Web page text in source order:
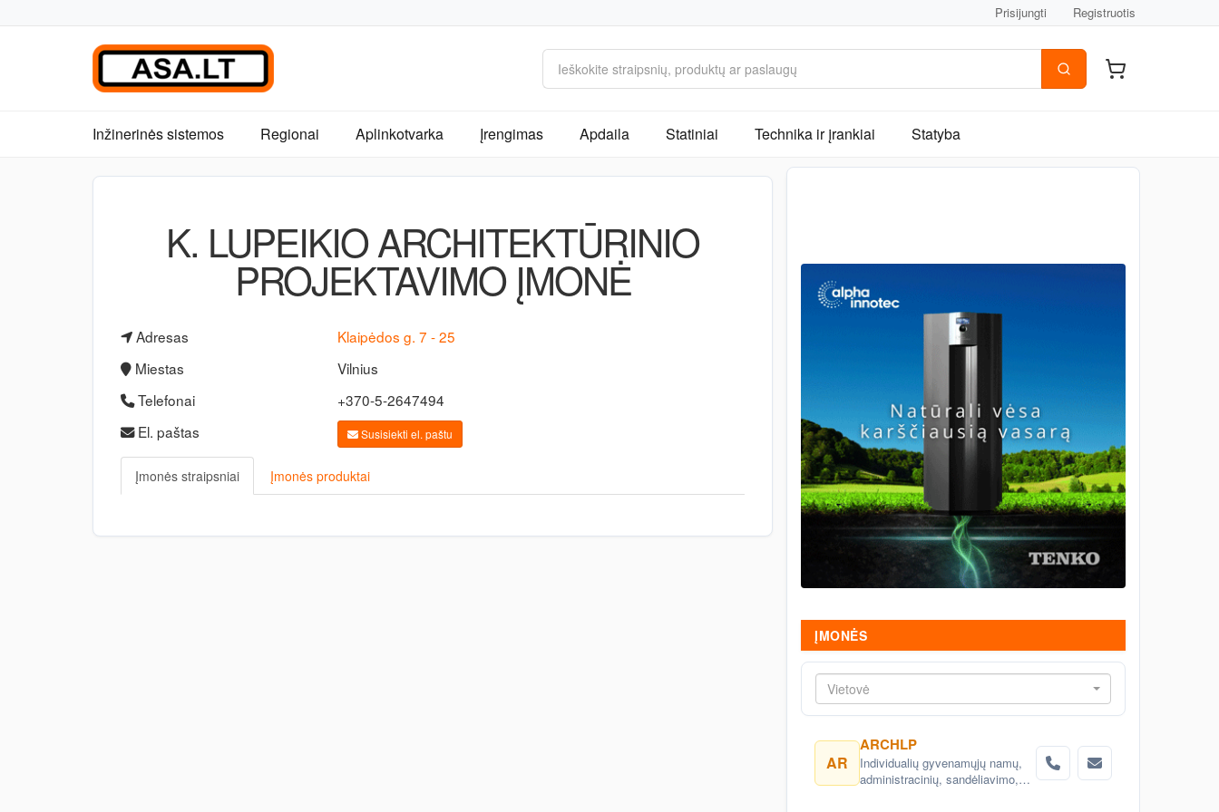
Prisijungti Registruotis
Inžinerinės sistemos Regionai Aplinkotvarka Įrengimas Apdaila Statiniai Technika ir įrankiai Statyba
K. LUPEIKIO ARCHITEKTŪRINIO
PROJEKTAVIMO ĮMONĖ
Adresas
Klaipėdos g. 7 - 25
Miestas
Vilnius
Telefonai
+370-5-2647494
El. paštas
Susisiekti el. paštu
Įmonės straipsniai Įmonės produktai
ĮMONĖS
Vietovė
AR
ARCHLP
Individualių gyvenamųjų namų,
administracinių, sandėliavimo,